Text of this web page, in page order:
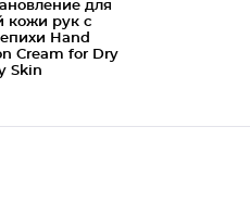
для
кожи рук с
Hand
Cream for Dry
Skin